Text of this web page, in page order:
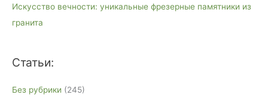
Искусство вечности: уникальные фрезерные памятники из
гранита
Статьи:
Без рубрики (245)